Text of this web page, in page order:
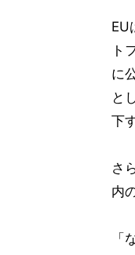
EU
ト
に
と
下
さ
内
「